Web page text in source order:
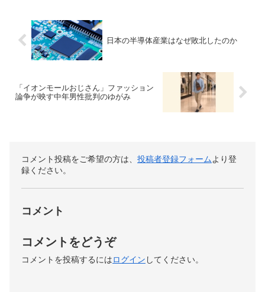
日本の半導体産業はなぜ敗北したのか
「イオンモールおじさん」ファッション
論争が映す中年男性批判のゆがみ
コメント投稿をご希望の方は、 投稿者登録フォームより登
録ください。
コメント
コメントをどうぞ
コメントを投稿するにはログイン してください。